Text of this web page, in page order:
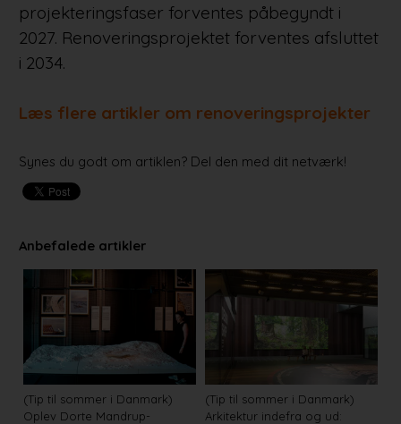
projekteringsfaser forventes påbegyndt i
2027. Renoveringsprojektet forventes afsluttet
i 2034.
Læs flere artikler om renoveringsprojekter
Synes du godt om artiklen? Del den med dit netværk!
Anbefalede artikler
(Tip til sommer i Danmark)
Oplev Dorte Mandrup-
(Tip til sommer i Danmark)
Arkitektur indefra og ud: